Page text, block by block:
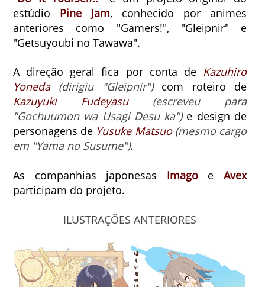
estúdio Pine Jam, conhecido por animes
anteriores como "Gamers!", "Gleipnir" e
"Getsuyoubi no Tawawa".
A direção geral fica por conta de Kazuhiro
Yoneda
(dirigiu "Gleipnir")com roteiro de
Kazuyuki Fudeyasu
(escreveu para
"Gochuumon wa Usagi Desu ka") e design de
personagens de Yusuke Matsuo (mesmo cargo
em "Yama no Susume").
As companhias japonesas ImagoeAvex
participam do projeto.
ILUSTRAÇÕES ANTERIORES